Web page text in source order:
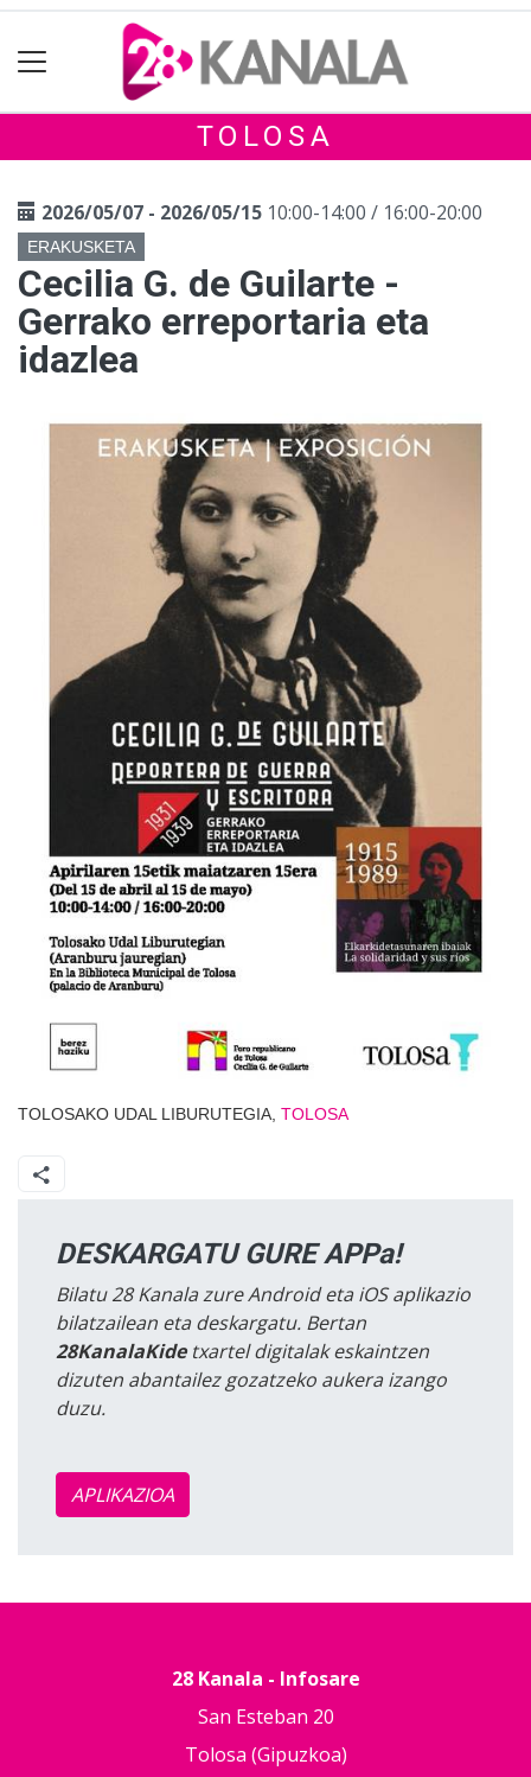
TOLOSA
2026/05/07 - 2026/05/15 10:00-14:00 / 16:00-20:00
ERAKUSKETA
Cecilia G. de Guilarte -
Gerrako erreportaria eta
idazlea
TOLOSAKO UDAL LIBURUTEGIA, TOLOSA
DESKARGATU GURE APPa!
Bilatu 28 Kanala zure Android eta iOS aplikazio
bilatzailean eta deskargatu. Bertan
28KanalaKidetxartel digitalak eskaintzen
dizuten abantailez gozatzeko aukera izango
duzu.
APLIKAZIOA
28 Kanala - Infosare
San Esteban 20
Tolosa (Gipuzkoa)